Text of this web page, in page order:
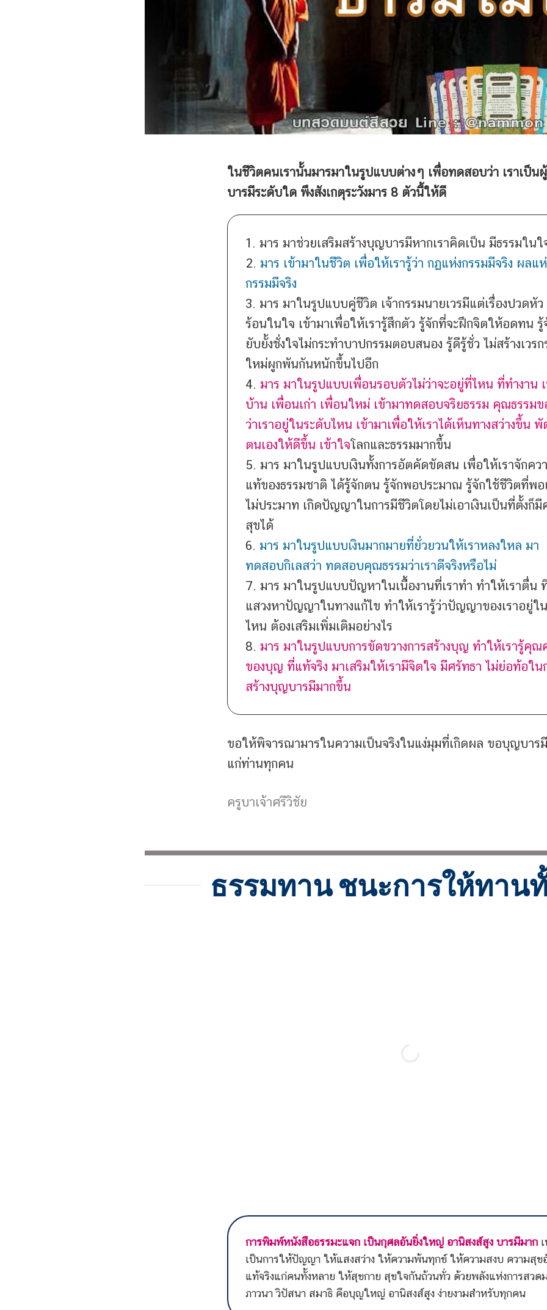
ในชีวิตคนเรานั้นมารมาในรูปแบบต่างๆ เพื่อทดสอบว่า เราเป็
บารมีระดับใด พึงสังเกตุระวังมาร 8 ตัวนี้ให้ดี
1. มาร มาช่วยเสริมสร้างบุญบารมีหากเราคิดเป็น มีธรรมในใ
2. มาร เข้ามาในชีวิต เพื่อให้เรารู้ว่า กฏแห่งกรรมมีจริง ผลแ
กรรมมีจริง
3. มาร มาในรูปแบบคู่ชีวิต เจ้ากรรมนายเวรมีแต่เรื่องปวดหัว
ร้อนในใจ เข้ามาเพื่อให้เรารู้สึกตัว รู้จักที่จะฝึกจิตให้อดทน รู้
ยับยั้งชั่งใจไม่กระทำบาปกรรมตอบสนอง รู้ดีรู้ชั่ว ไม่สร้างเวรก
ใหม่ผูกพันกันหนักขึ้นไปอีก
4. มาร มาในรูปแบบเพื่อนรอบตัวไม่ว่าจะอยู่ที่ไหน ที่ทำงาน
บ้าน เพื่อนเก่า เพื่อนใหม่ เข้ามาทดสอบจริยธรรม คุณธรรมข
ว่าเราอยู่ในระดับไหน เข้ามาเพื่อให้เราได้เห็นทางสว่างขึ้น
ตนเองให้ดีขึ้น เข้าใจโลกและธรรมมากขึ้น
5. มาร มาในรูปแบบเงินทั้งการอัตคัดขัดสน เพื่อให้เราจักคว
แท้ของธรรมชาติ ได้รู้จักตน รู้จักพอประมาณ รู้จักใช้ชีวิตที่พอ
ไม่ประมาท เกิดปัญญาในการมีชีวิตโดยไม่เอาเงินเป็นที่ตั้งก็มี
สุขได้
6. มาร มาในรูปแบบเงินมากมายที่ยั่วยวนให้เราหลงใหล มา
ทดสอบกิเลสว่า ทดสอบคุณธรรมว่าเราดีจริงหรือไม่
7. มาร มาในรูปแบบปัญหาในเนื้องานที่เราทำ ทำให้เราตื่น
แสวงหาปัญญาในทางแก้ไข ทำให้เรารู้ว่าปัญญาของเราอยู่ใ
ไหน ต้องเสริมเพิ่มเติมอย่างไร
8. มาร มาในรูปแบบการขัดขวางการสร้างบุญ ทำให้เรารู้คุณ
ของบุญ ที่แท้จริง มาเสริมให้เรามีจิตใจ มีศรัทธา ไม่ย่อท้อใน
สร้างบุญบารมีมากขึ้น
ขอให้พิจารณามารในความเป็นจริงในแง่มุมที่เกิดผล ขอบุญบารมี
แก่ท่านทุกคน
ครูบาเจ้าศรีวิชัย
ธรรมทาน ชนะการให้ทาน